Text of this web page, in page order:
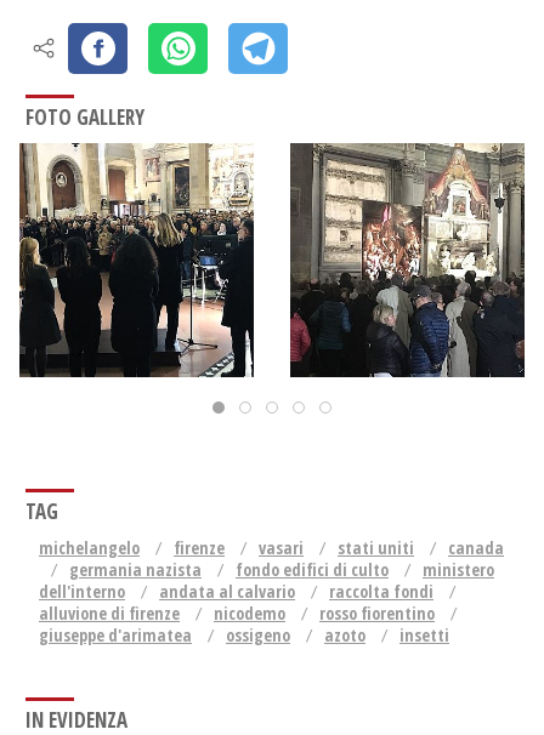
FOTO GALLERY
TAG
michelangelo firenze vasari stati uniti
canada
germania nazista
fondo edifici di culto
ministero
dell'interno
andata al calvario
raccolta fondi
alluvione di firenze
nicodemo
rosso fiorentino
giuseppe d'arimatea
ossigeno azoto insetti
IN EVIDENZA